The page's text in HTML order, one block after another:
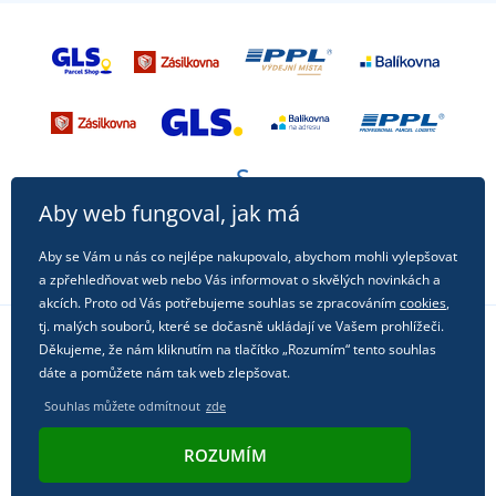
Sledujte nás na sociálních sítích
Aby web fungoval, jak má
Aby se Vám u nás co nejlépe nakupovalo, abychom mohli vylepšovat
a zpřehledňovat web nebo Vás informovat o skvělých novinkách a
akcích. Proto od Vás potřebujeme souhlas se zpracovánímcookies,
tj. malých souborů, které se dočasně ukládají ve Vašem prohlížeči.
Děkujeme, že nám kliknutím na tlačítko „Rozumím“ tento souhlas
dáte a pomůžete nám tak web zlepšovat.
Souhlas můžete odmítnout zde
ROZUMÍM